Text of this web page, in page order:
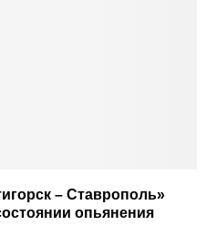
– Ставрополь»
опьянения